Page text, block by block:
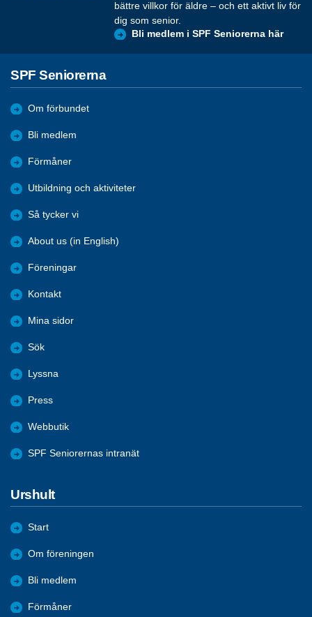
bättre villkor för äldre – och ett aktivt liv för
dig som senior.
Bli medlem i SPF Seniorerna här
SPF Seniorerna
Om förbundet
Bli medlem
Förmåner
Utbildning och aktiviteter
Så tycker vi
About us (in English)
Föreningar
Kontakt
Mina sidor
Sök
Lyssna
Press
Webbutik
SPF Seniorernas intranät
Urshult
Start
Om föreningen
Bli medlem
Förmåner